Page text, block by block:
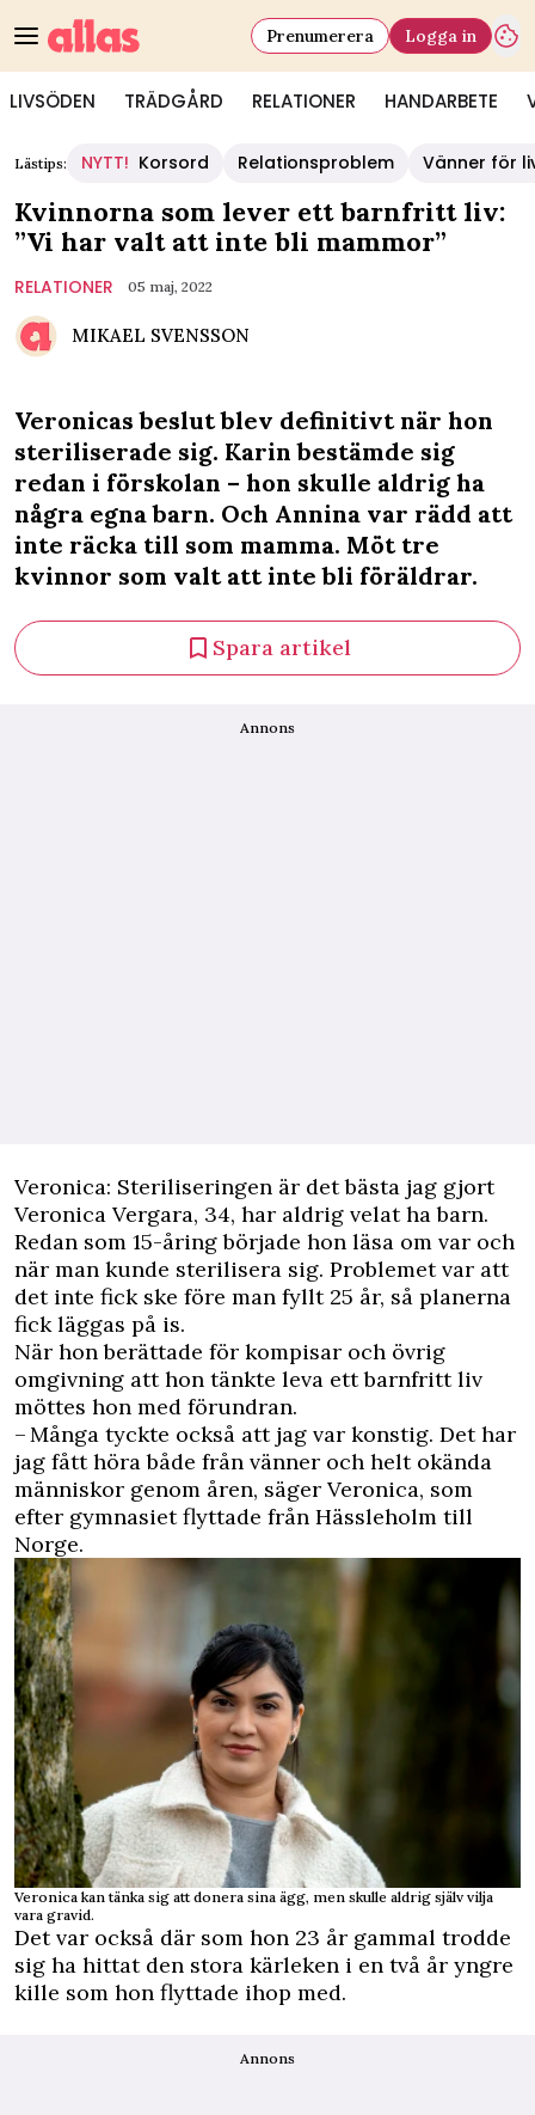
LIVSÖDEN TRÄDGÅRD RELATIONER HANDARBETE
Prenumerera Logga in
Lästips: NYTT! Korsord Relationsproblem Vänner för
Kvinnorna som lever ett barnfritt liv:
”Vi har valt att inte bli mammor”
RELATIONER 05 maj, 2022
MIKAEL SVENSSON
Veronicas beslut blev definitivt när hon
steriliserade sig. Karin bestämde sig
redan i förskolan – hon skulle aldrig ha
några egna barn. Och Annina var rädd att
inte räcka till som mamma. Möt tre
kvinnor som valt att inte bli föräldrar.
Spara artikel
Annons
Veronica: Steriliseringen är det bästa jag gjort
Veronica Vergara, 34, har aldrig velat ha barn.
Redan som 15-åring började hon läsa om var och
när man kunde sterilisera sig. Problemet var att
det inte fick ske före man fyllt 25 år, så planerna
fick läggas på is.
När hon berättade för kompisar och övrig
omgivning att hon tänkte leva ett barnfritt liv
möttes hon med förundran.
– Många tyckte också att jag var konstig. Det har
jag fått höra både från vänner och helt okända
människor genom åren, säger Veronica, som
efter gymnasiet flyttade från Hässleholm till
Norge.
Veronica kan tänka sig att donera sina ägg, men skulle aldrig själv vilja
vara gravid.
Det var också där som hon 23 år gammal trodde
sig ha hittat den stora kärleken i en två år yngre
kille som hon flyttade ihop med.
Annons